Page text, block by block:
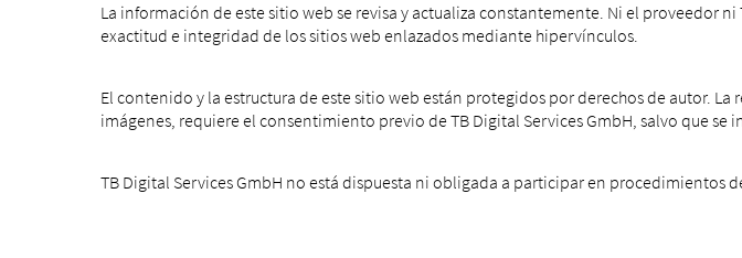
La información de este sitio web se revisa y actualiza constantemente. Ni el proveedor
exactitud e integridad de los sitios web enlazados mediante hipervínculos.
El contenido y la estructura de este sitio web están protegidos por derechos de autor.
imágenes, requiere el consentimiento previo de TB Digital Services GmbH, salvo que
TB Digital Services GmbH no está dispuesta ni obligada a participar en procedimientos